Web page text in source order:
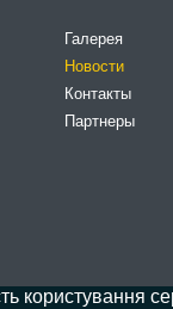
Галерея
Новости
Контакты
Партнеры
користування